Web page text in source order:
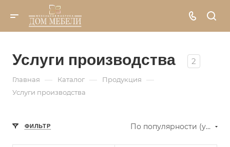
Услуги производства 2
Главная — Каталог — Продукция —
Услуги производства
ФИЛЬТР По популярности (убывание)